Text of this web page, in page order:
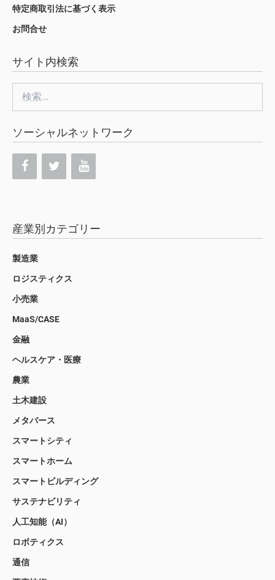
特定商取引法に基づく表示
お問合せ
サイト内検索
索:
ソーシャルネットワーク
産業別カテゴリー
製造業
ロジスティクス
小売業
MaaS/CASE
金融
ヘルスケア・医療
農業
土木建設
メタバース
スマートシティ
スマートホーム
スマートビルディング
サステナビリティ
人工知能（AI）
ロボティクス
通信